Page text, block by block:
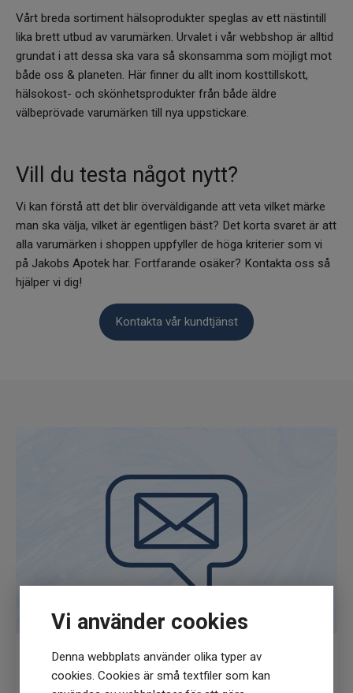
Vi använder cookies
Denna webbplats använder olika typer av
cookies. Cookies är små textfiler som kan
Vårt breda sortiment hälsoprodukter speglas av ett nästintill
lika brett utbud av varumärken. Urvalet i vår webbshop är alltid
grundat i att dessa ska vara så skonsamma som möjligt mot
både oss & planeten. Här finner du allt inom kosttillskott,
hälsokost- och skönhetsprodukter från både äldre
välbeprövade varumärken till nya uppstickare.
Vill du testa något nytt?
Vi kan förstå att det blir överväldigande att veta vilket märke
man ska välja, vilket är egentligen bäst? Det korta svaret är att
alla varumärken i shoppen uppfyller de höga kriterier som vi
på Jakobs Apotek har. Fortfarande osäker? Kontakta oss så
hjälper vi dig!
Kontakta vår kundtjänst
Få10% rabattnär du anmäler dig för vårt